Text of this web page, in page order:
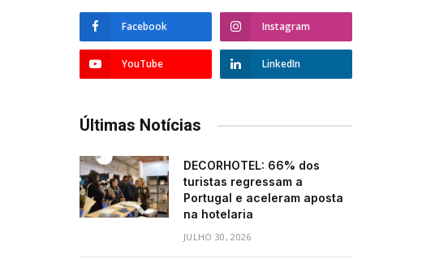
Facebook Instagram
YouTube LinkedIn
Últimas Notícias
DECORHOTEL: 66% dos
turistas regressam a
Portugal e aceleram aposta
na hotelaria
JULHO 30, 2026